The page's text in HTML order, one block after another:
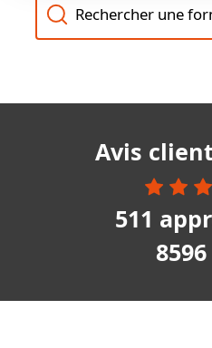
Recherche des
Avis
511